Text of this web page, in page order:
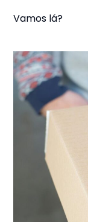
Vamos lá?